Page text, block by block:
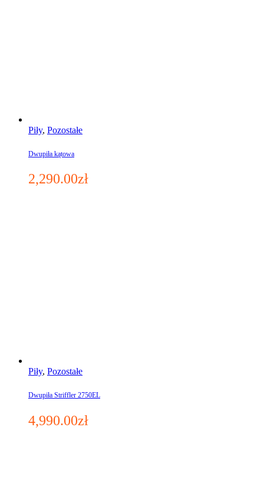
Piły, Pozostałe
Dwupiła kątowa
2,290.00zł
Piły, Pozostałe
Dwupiła Striffler 2750EL
4,990.00zł